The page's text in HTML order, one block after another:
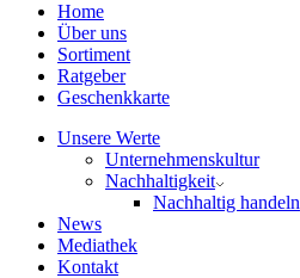
Home
Über uns
Sortiment
Ratgeber
Geschenkkarte
Unsere Werte
Unternehmenskultur
Nachhaltigkeit
Nachhaltig handeln
News
Mediathek
Kontakt